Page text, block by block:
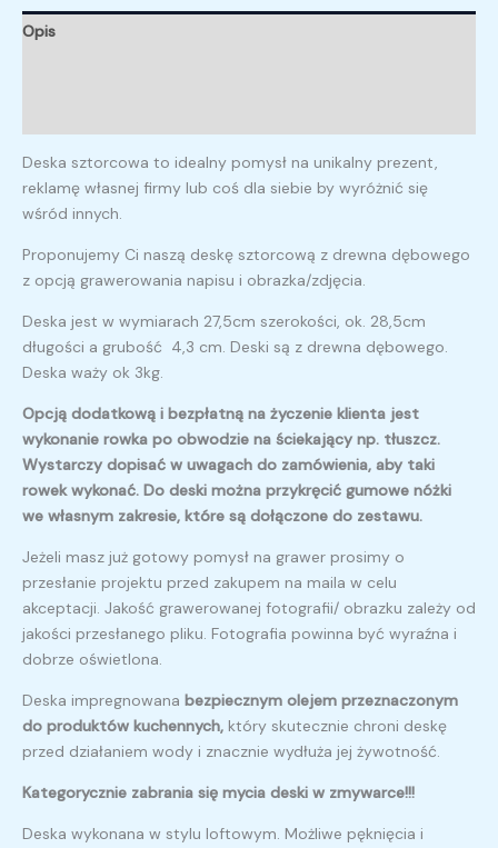
Opis
Deska sztorcowa to idealny pomysł na unikalny prezent,
reklamę własnej firmy lub coś dla siebie by wyróżnić się
wśród innych.
Proponujemy Ci naszą deskę sztorcową z drewna dębowego
z opcją grawerowania napisu i obrazka/zdjęcia.
Deska jest w wymiarach 27,5cm szerokości, ok. 28,5cm
długości a grubość 4,3 cm. Deski są z drewna dębowego.
Deska waży ok 3kg.
Opcją dodatkową i bezpłatną na życzenie klienta jest
wykonanie rowka po obwodzie na ściekający np. tłuszcz.
Wystarczy dopisać w uwagach do zamówienia, aby taki
rowek wykonać. Do deski można przykręcić gumowe nóżki
we własnym zakresie, które są dołączone do zestawu.
Jeżeli masz już gotowy pomysł na grawer prosimy o
przesłanie projektu przed zakupem na maila w celu
akceptacji. Jakość grawerowanej fotografii/ obrazku zależy od
jakości przesłanego pliku. Fotografia powinna być wyraźna i
dobrze oświetlona.
Deska impregnowana bezpiecznym olejem przeznaczonym
do produktów kuchennych, który skutecznie chroni deskę
przed działaniem wody i znacznie wydłuża jej żywotność.
Kategorycznie zabrania się mycia deski w zmywarce!!!
Deska wykonana w stylu loftowym. Możliwe pęknięcia i